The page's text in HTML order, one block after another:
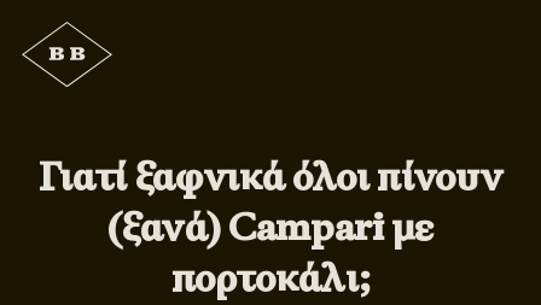
Γιατί ξαφνικά όλοι πίνουν
(ξανά) Campari με
πορτοκάλι;